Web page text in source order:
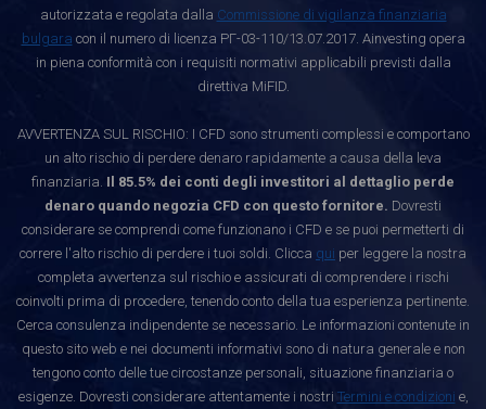
autorizzata e regolata dalla Commissione di vigilanza finanziaria
bulgara con il numero di licenza РГ-03-110/13.07.2017. Ainvesting opera
in piena conformità con i requisiti normativi applicabili previsti dalla
direttiva MiFID.
AVVERTENZA SUL RISCHIO: I CFD sono strumenti complessi e comportano
un alto rischio di perdere denaro rapidamente a causa della leva
finanziaria. Il 85.5% dei conti degli investitori al dettaglio perde
denaro quando negozia CFD con questo fornitore. Dovresti
considerare se comprendi come funzionano i CFD e se puoi permetterti di
correre l'alto rischio di perdere i tuoi soldi. Clicca qui per leggere la nostra
completa avvertenza sul rischio e assicurati di comprendere i rischi
coinvolti prima di procedere, tenendo conto della tua esperienza pertinente.
Cerca consulenza indipendente se necessario. Le informazioni contenute in
questo sito web e nei documenti informativi sono di natura generale e non
tengono conto delle tue circostanze personali, situazione finanziaria o
esigenze. Dovresti considerare attentamente i nostri Termini e condizioni e,